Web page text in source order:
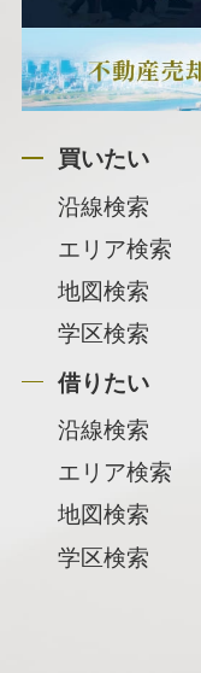
買いたい
沿線検索
エリア検索
地図検索
学区検索
借りたい
沿線検索
エリア検索
地図検索
学区検索